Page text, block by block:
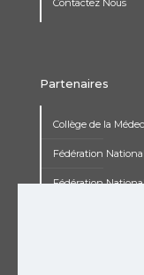
Contactez Nous
Partenaires
Collège de la
Fédération
Fédération
Institut de